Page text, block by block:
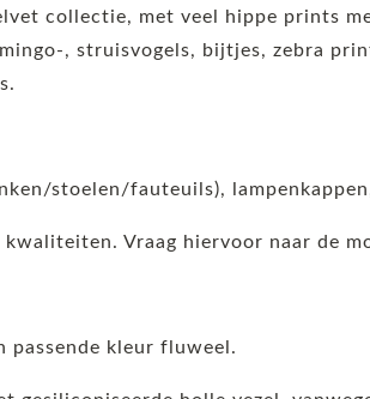
collectie, met veel hippe prints
, struisvogels, bijtjes, zebra
stoelen/fauteuils),
Vraag hiervoor naar de
passende kleur fluweel.